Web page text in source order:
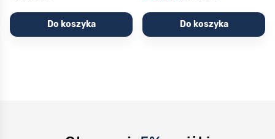
Do koszyka Do koszyka